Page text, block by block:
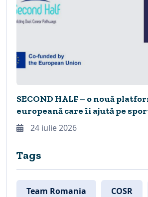
SECOND HALF – o nouă
europeană care îi ajută pe
construiască viitorul în timpul
încheierea carierei sportive
24 iulie 2026
Tags
Team Romania COSR